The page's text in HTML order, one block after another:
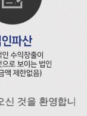
것을 환영합니다.